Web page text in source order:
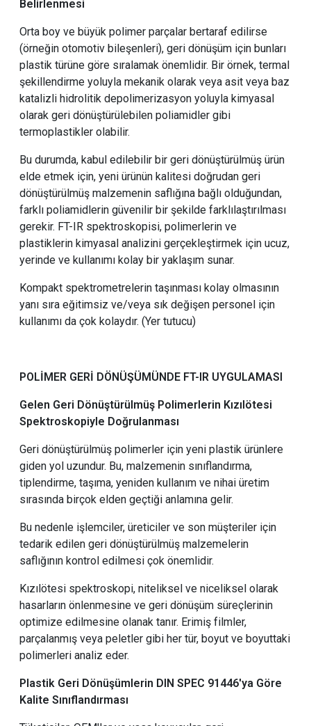
Belirlenmesi
Orta boy ve büyük polimer parçalar bertaraf edilirse
(örneğin otomotiv bileşenleri), geri dönüşüm için bunları
plastik türüne göre sıralamak önemlidir. Bir örnek, termal
şekillendirme yoluyla mekanik olarak veya asit veya baz
katalizli hidrolitik depolimerizasyon yoluyla kimyasal
olarak geri dönüştürülebilen poliamidler gibi
termoplastikler olabilir.
Bu durumda, kabul edilebilir bir geri dönüştürülmüş ürün
elde etmek için, yeni ürünün kalitesi doğrudan geri
dönüştürülmüş malzemenin saflığına bağlı olduğundan,
farklı poliamidlerin güvenilir bir şekilde farklılaştırılması
gerekir. FT-IR spektroskopisi, polimerlerin ve
plastiklerin kimyasal analizini gerçekleştirmek için ucuz,
yerinde ve kullanımı kolay bir yaklaşım sunar.
Kompakt spektrometrelerin taşınması kolay olmasının
yanı sıra eğitimsiz ve/veya sık değişen personel için
kullanımı da çok kolaydır. (Yer tutucu)
POLİMER GERİ DÖNÜŞÜMÜNDE FT-IR UYGULAMASI
Gelen Geri Dönüştürülmüş Polimerlerin Kızılötesi
Spektroskopiyle Doğrulanması
Geri dönüştürülmüş polimerler için yeni plastik ürünlere
giden yol uzundur. Bu, malzemenin sınıflandırma,
tiplendirme, taşıma, yeniden kullanım ve nihai üretim
sırasında birçok elden geçtiği anlamına gelir.
Bu nedenle işlemciler, üreticiler ve son müşteriler için
tedarik edilen geri dönüştürülmüş malzemelerin
saflığının kontrol edilmesi çok önemlidir.
Kızılötesi spektroskopi, niteliksel ve niceliksel olarak
hasarların önlenmesine ve geri dönüşüm süreçlerinin
optimize edilmesine olanak tanır. Erimiş filmler,
parçalanmış veya peletler gibi her tür, boyut ve boyuttaki
polimerleri analiz eder.
Plastik Geri Dönüşümlerin DIN SPEC 91446'ya Göre
Kalite Sınıflandırması